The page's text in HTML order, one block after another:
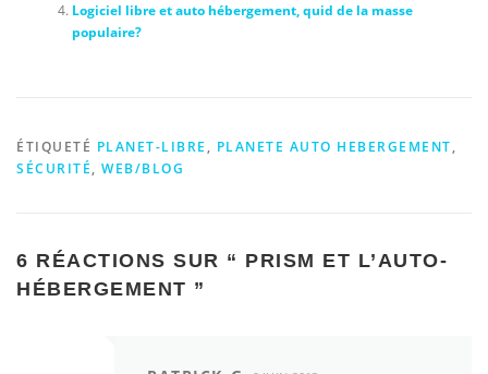
Logiciel libre et auto hébergement, quid de la masse
populaire?
ÉTIQUETÉ PLANET-LIBRE , PLANETE AUTO HEBERGEMENT,
SÉCURITÉ, WEB/BLOG
6 RÉACTIONS SUR “ PRISM ET L’AUTO-
HÉBERGEMENT ”